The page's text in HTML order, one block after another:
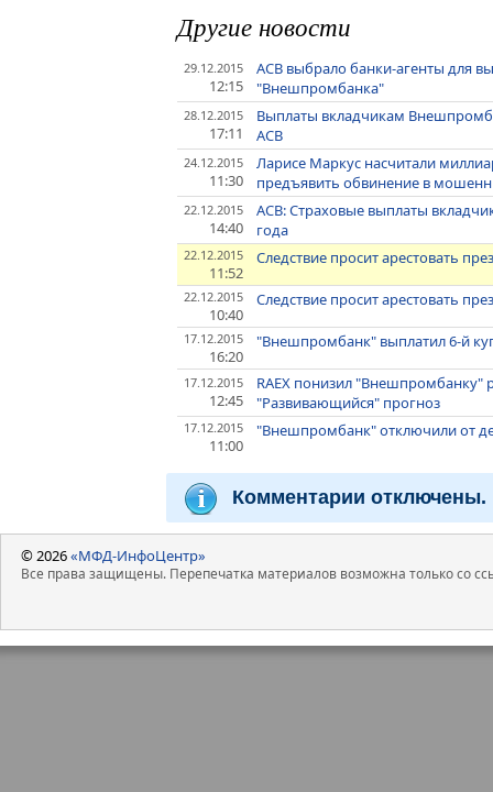
Другие новости
29.12.2015
12:15
АСВ выбрало банки-агенты для
"Внешпромбанка"
28.12.2015
17:11
Выплаты вкладчикам
АСВ
24.12.2015
11:30
Ларисе Маркус насчитали
предъявить обвинение в
22.12.2015
14:40
АСВ: Страховые выплаты
года
22.12.2015
11:52
Следствие просит арестовать
22.12.2015
10:40
Следствие просит арестовать
17.12.2015
16:20
"Внешпромбанк" выплатил 6-й
17.12.2015
12:45
RAEX понизил "Внешпромбанку"
"Развивающийся" прогноз
17.12.2015
11:00
"Внешпромбанк" отключили от
Комментарии отключены.
© 2026«МФД-ИнфоЦентр»
Все права защищены. Перепечатка материалов возможна только со